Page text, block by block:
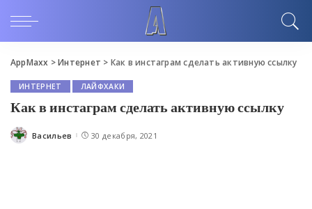
AppMaxx >Интернет > Как в инстаграм сделать активную ссылку
ИНТЕРНЕТ ЛАЙФХАКИ
Как в инстаграм сделать активную ссылку
Posted
Васильев 30 декабря, 2021